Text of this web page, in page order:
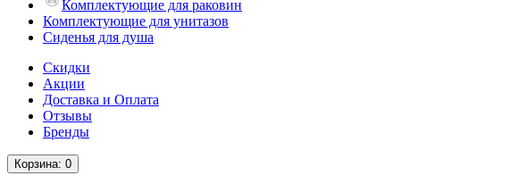
Комплектующие для раковин
Комплектующие для унитазов
Сиденья для душа
Скидки
Акции
Доставка и Оплата
Отзывы
Бренды
Корзина: 0